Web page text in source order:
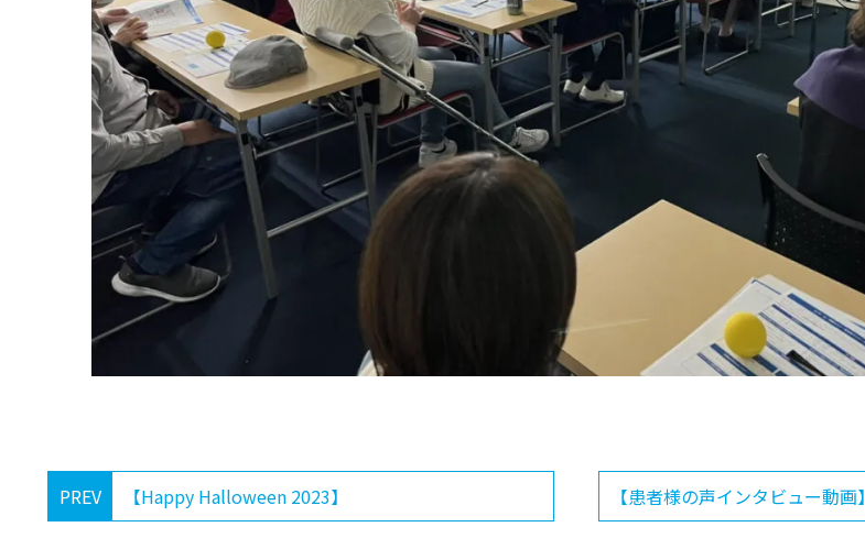
PREV 【Happy Halloween 2023】 【患者様の声インタビュー動画】